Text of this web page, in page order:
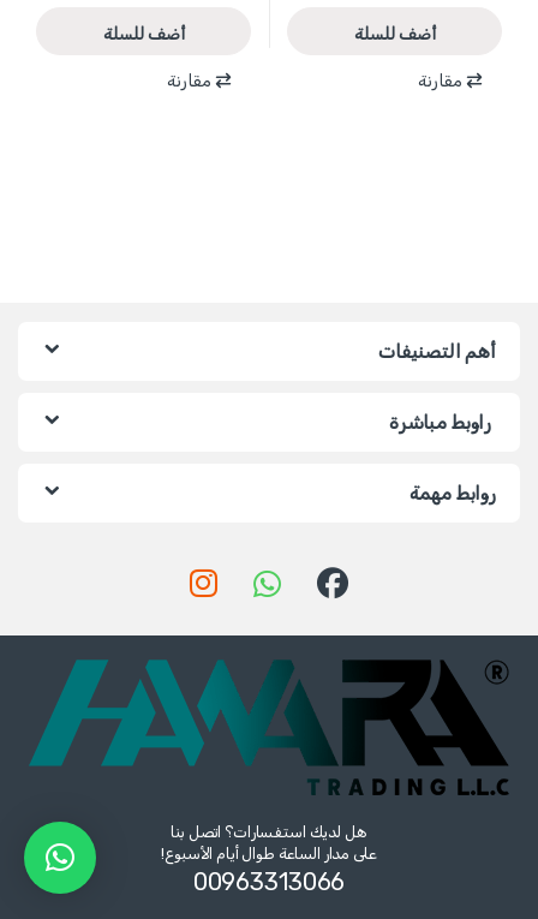
أضف للسلة
مقارنة
أضف للسلة
مقارنة
أهم التصنيفات
راوبط مباشرة
روابط مهمة
هل لديك استفسارات؟ اتصل بنا
على مدار الساعة طوال أيام الأسبوع!
00963313066‏